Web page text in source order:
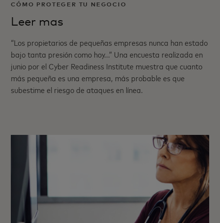
CÓMO PROTEGER TU NEGOCIO
Leer mas
“Los propietarios de pequeñas empresas nunca han estado
bajo tanta presión como hoy...” Una encuesta realizada en
junio por el Cyber Readiness Institute muestra que cuanto
más pequeña es una empresa, más probable es que
subestime el riesgo de ataques en línea.